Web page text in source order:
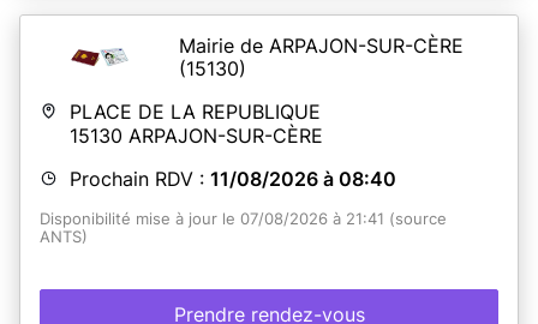
Mairie de ARPAJON-SUR-CÈRE
(15130)
PLACE DE LA REPUBLIQUE
15130 ARPAJON-SUR-CÈRE
Prochain RDV : 11/08/2026 à 08:40
Disponibilité mise à jour le 07/08/2026 à 21:41 (source
ANTS)
Prendre rendez-vous